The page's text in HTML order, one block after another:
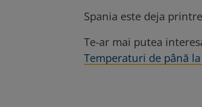
Spania este deja
Te-ar mai putea
Temperaturi de până